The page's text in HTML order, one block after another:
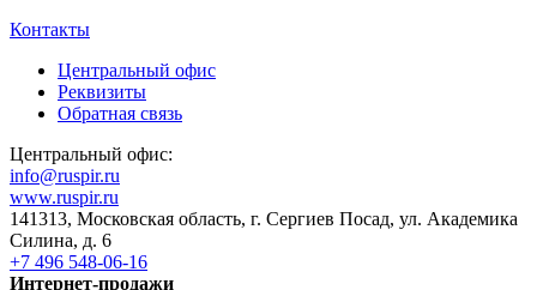
Контакты
Центральный офис
Реквизиты
Обратная связь
Центральный офис:
info@ruspir.ru
www.ruspir.ru
141313, Московская область, г. Сергиев Посад, ул. Академика
Силина, д. 6
+7 496 548-06-16
Интернет-продажи